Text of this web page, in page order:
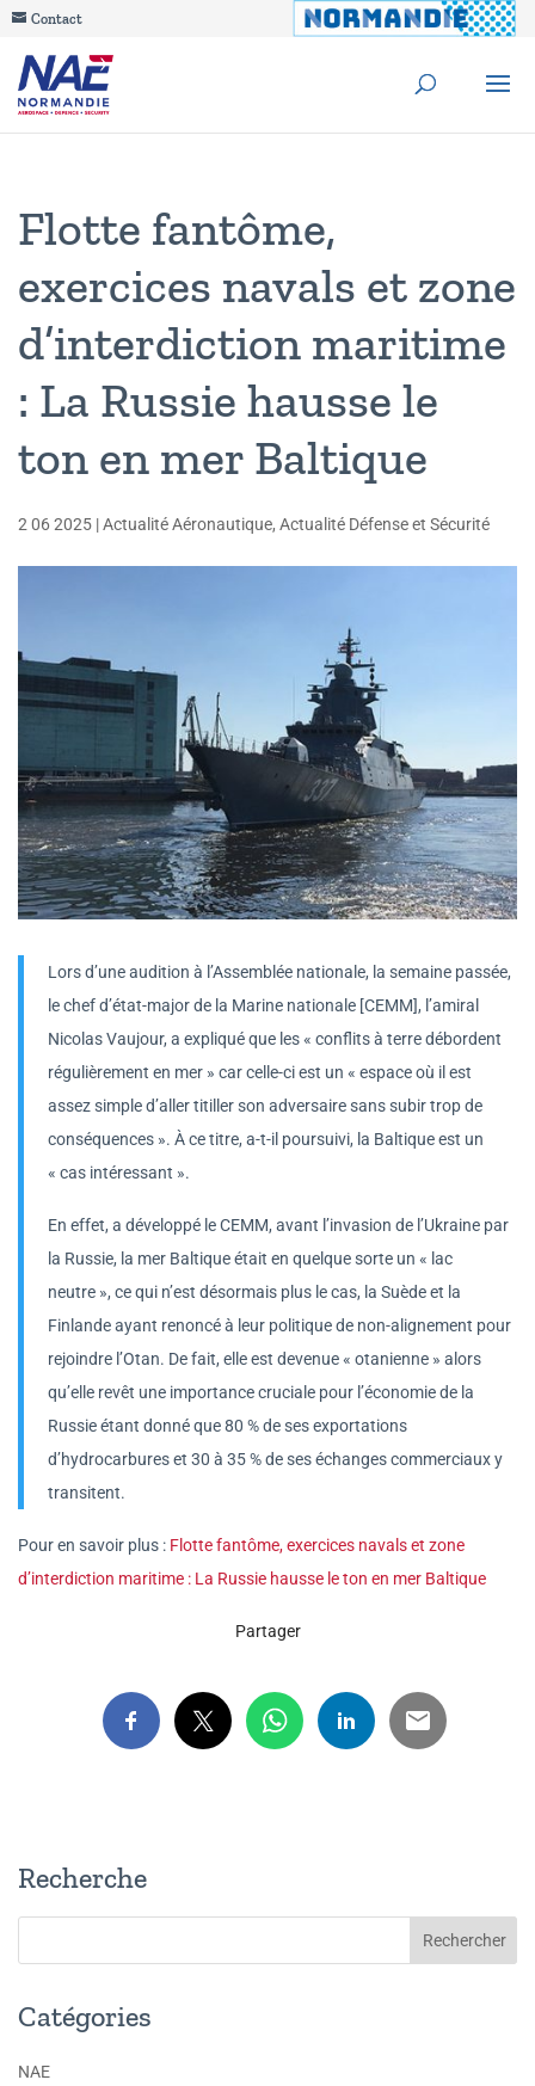
Contact
Flotte fantôme,
exercices navals et zone
d’interdiction maritime
: La Russie hausse le
ton en mer Baltique
2 06 2025 |Actualité Aéronautique, Actualité Défense et Sécurité
Lors d’une audition à l’Assemblée nationale, la semaine passée,
le chef d’état-major de la Marine nationale [CEMM], l’amiral
Nicolas Vaujour, a expliqué que les « conflits à terre débordent
régulièrement en mer » car celle-ci est un « espace où il est
assez simple d’aller titiller son adversaire sans subir trop de
conséquences ». À ce titre, a-t-il poursuivi, la Baltique est un
« cas intéressant ».
En effet, a développé le CEMM, avant l’invasion de l’Ukraine par
la Russie, la mer Baltique était en quelque sorte un « lac
neutre », ce qui n’est désormais plus le cas, la Suède et la
Finlande ayant renoncé à leur politique de non-alignement pour
rejoindre l’Otan. De fait, elle est devenue « otanienne » alors
qu’elle revêt une importance cruciale pour l’économie de la
Russie étant donné que 80 % de ses exportations
d’hydrocarbures et 30 à 35 % de ses échanges commerciaux y
transitent.
Pour en savoir plus : Flotte fantôme, exercices navals et zone
d’interdiction maritime : La Russie hausse le ton en mer Baltique
Partager
Recherche
Catégories
NAE